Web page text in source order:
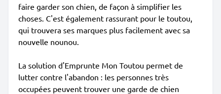
faire garder son chien, de façon à simplifier les
choses. C'est également rassurant pour le toutou,
qui trouvera ses marques plus facilement avec sa
nouvelle nounou.
La solution d'Emprunte Mon Toutou permet de
lutter contre l'abandon : les personnes très
occupées peuvent trouver une garde de chien